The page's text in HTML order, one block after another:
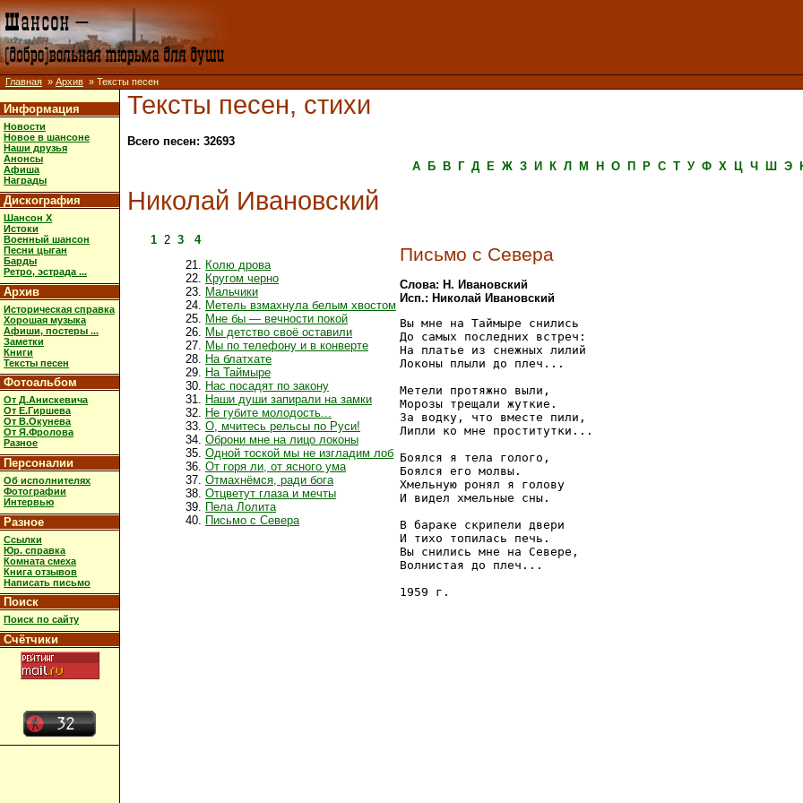
Главная » Архив » Тексты песен
Информация
Новости
Новое в шансоне
Наши друзья
Анонсы
Афиша
Награды
Дискография
Шансон X
Истоки
Военный шансон
Песни цыган
Барды
Ретро, эстрада ...
Архив
Историческая справка
Хорошая музыка
Афиши, постеры ...
Заметки
Книги
Тексты песен
Фотоальбом
От Д.Анискевича
От Е.Гиршева
От В.Окунева
От Я.Фролова
Разное
Персоналии
Об исполнителях
Фотографии
Интервью
Разное
Ссылки
Юр. справка
Комната смеха
Книга отзывов
Написать письмо
Поиск
Поиск по сайту
Счётчики
Тексты песен, стихи
Всего песен: 32693
А
Б В Г Д Е Ж З И К Л М Н О П Р С Т У Ф Х Ц Ч Ш Э
Николай Ивановский
1 2 3
4
Колю дрова
Кругом черно
Мальчики
Метель взмахнула белым хвостом
Мне бы — вечности покой
Мы детство своё оставили
Мы по телефону и в конверте
На блатхате
На Таймыре
Нас посадят по закону
Наши души запирали на замки
Не губите молодость...
О, мчитесь рельсы по Руси!
Оброни мне на лицо локоны
Одной тоской мы не изгладим лоб
От горя ли, от ясного ума
Отмахнёмся, ради бога
Отцветут глаза и мечты
Пела Лолита
Письмо с Севера
Письмо с Севера
Слова: Н. Ивановский
Исп.: Николай Ивановский
Вы мне на Таймыре снились
До самых последних встреч:
На платье из снежных лилий
Локоны плыли до плеч...
Метели протяжно выли,
Морозы трещали жуткие.
За водку, что вместе пили,
Липли ко мне проститутки...
Боялся я тела голого,
Боялся его молвы.
Хмельную ронял я голову
И видел хмельные сны.
В бараке скрипели двери
И тихо топилась печь.
Вы снились мне на Севере,
Волнистая до плеч...
1959 г.